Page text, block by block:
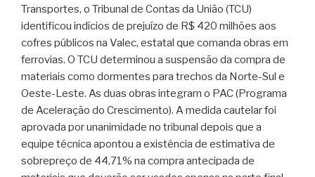
Transportes, o Tribunal de Contas da União (TCU)
identificou indícios de prejuízo de R$ 420 milhões aos
cofres públicos na Valec, estatal que comanda obras em
ferrovias. O TCU determinou a suspensão da compra de
materiais como dormentes para trechos da Norte-Sul e
Oeste-Leste. As duas obras integram o PAC (Programa
de Aceleração do Crescimento). A medida cautelar foi
aprovada por unanimidade no tribunal depois que a
equipe técnica apontou a existência de estimativa de
sobrepreço de 44,71% na compra antecipada de